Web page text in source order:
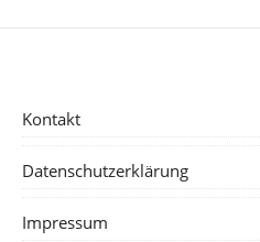
Kontakt
Datenschutzerklärung
Impressum